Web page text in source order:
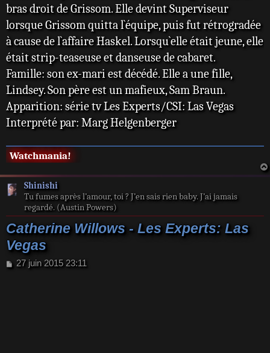
bras droit de Grissom. Elle devint Superviseur
lorsque Grissom quitta l`équipe, puis fut rétrogradée
à cause de l`affaire Haskel. Lorsqu`elle était jeune, elle
était strip-teaseuse et danseuse de cabaret.
Famille: son ex-mari est décédé. Elle a une fille,
Lindsey. Son père est un mafieux, Sam Braun.
Apparition: série tv Les Experts/CSI: Las Vegas
Interprété par: Marg Helgenberger
Watchmania!
Shinishi
Tu fumes après l’amour, toi ? J’en sais rien baby. J’ai jamais
regardé. (Austin Powers)
Catherine Willows - Les Experts: Las
Vegas
M
27 juin 2015 23:11